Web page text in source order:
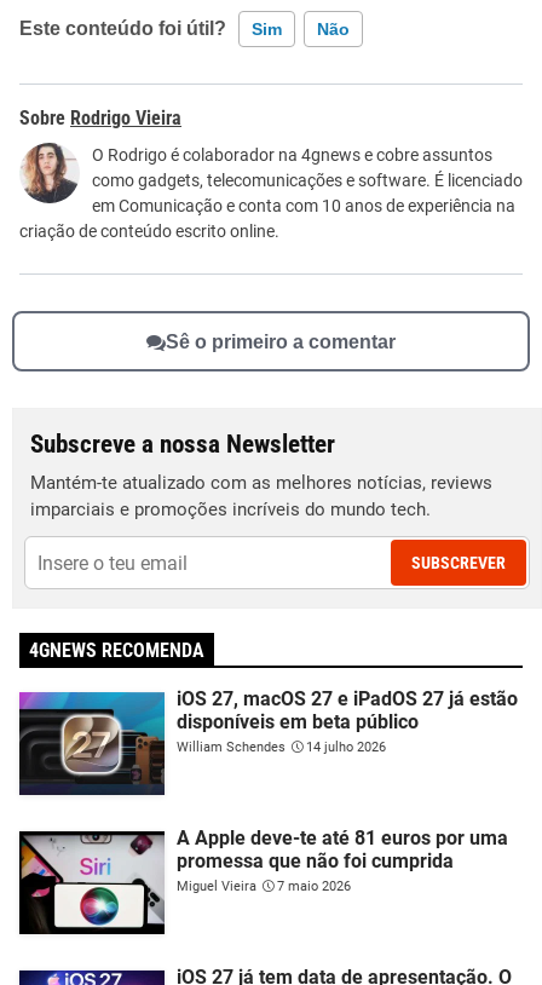
Este conteúdo foi útil? Sim Não
Este conteúdo contém informação incorreta
Este conteúdo não tem a informação que procuro
Outro
Rodrigo Vieira
O Rodrigo é colaborador na 4gnews e cobre assuntos
como gadgets, telecomunicações e software. É licenciado
em Comunicação e conta com 10 anos de experiência na
criação de conteúdo escrito online.
Sê o primeiro a comentar
Subscreve a nossa Newsletter
Mantém-te atualizado com as melhores notícias, reviews
imparciais e promoções incríveis do mundo tech.
SUBSCREVER
4GNEWS RECOMENDA
iOS 27, macOS 27 e iPadOS 27 já estão
disponíveis em beta público
William Schendes 14 julho 2026
A Apple deve-te até 81 euros por uma
promessa que não foi cumprida
Miguel Vieira 7 maio 2026
iOS 27 já tem data de apresentação. O